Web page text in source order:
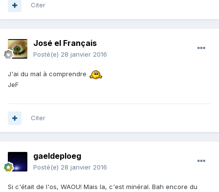
Citer
José el Français
Posté(e) 28 janvier 2016
J'ai du mal à comprendre
JeF
Citer
gaeldeploeg
Posté(e) 28 janvier 2016
Si c'était de l'os, WAOU! Mais la, c'est minéral. Bah encore du